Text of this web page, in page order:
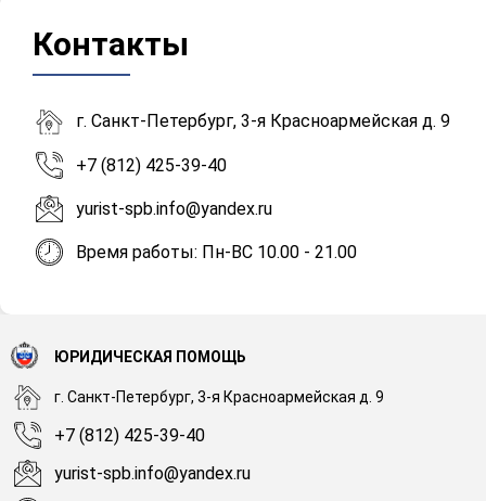
Контакты
г. Санкт-Петербург, 3-я Красноармейская д. 9
+7 (812) 425-39-40
yurist-spb.info@yandex.ru
Время работы: Пн-ВС 10.00 - 21.00
ЮРИДИЧЕСКАЯ ПОМОЩЬ
г. Санкт-Петербург, 3-я Красноармейская д. 9
+7 (812) 425-39-40
yurist-spb.info@yandex.ru